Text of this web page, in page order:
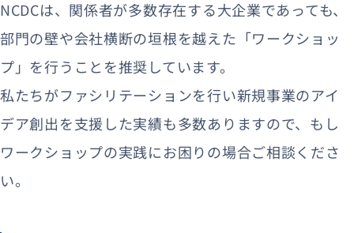
NCDCは、関係者が多数存在する大企業であっても、
部門の壁や会社横断の垣根を越えた「ワークショッ
プ」を行うことを推奨しています。
私たちがファシリテーションを行い新規事業のアイ
デア創出を支援した実績も多数ありますので、もし
ワークショップの実践にお困りの場合ご相談くださ
い。